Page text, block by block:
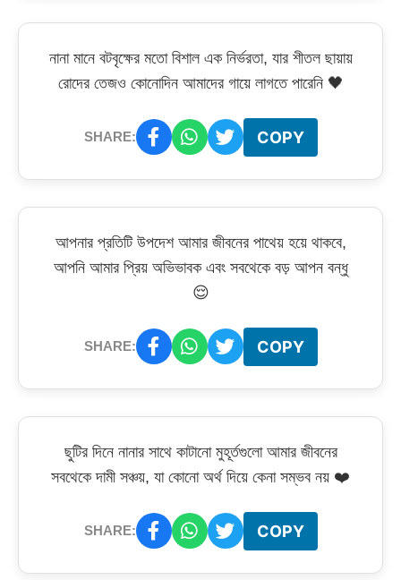
নানা মানে বটবৃক্ষের মতো বিশাল এক নির্ভরতা, যার শীতল ছায়ায়
রোদের তেজও কোনোদিন আমাদের গায়ে লাগতে পারেনি 🖤
SHARE: COPY
আপনার প্রতিটি উপদেশ আমার জীবনের পাথেয় হয়ে থাকবে,
আপনি আমার প্রিয় অভিভাবক এবং সবথেকে বড় আপন বন্ধু
😌
SHARE: COPY
ছুটির দিনে নানার সাথে কাটানো মুহূর্তগুলো আমার জীবনের
সবথেকে দামী সঞ্চয়, যা কোনো অর্থ দিয়ে কেনা সম্ভব নয় ❤️
SHARE: COPY